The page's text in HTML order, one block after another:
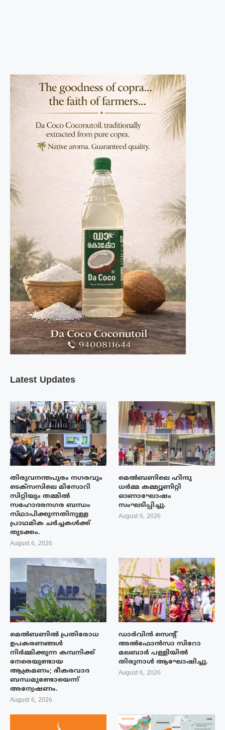
Latest Updates
തിരുവനന്തപുരം നഗരവും
ടെക്‌സസിലെ മിസോറി
സിറ്റിയും തമ്മിൽ
സഹോദരനഗര ബന്ധം
സ്‌ഥാപിക്കുന്നതിനുള്ള
പ്രാഥമിക ചർച്ചകൾക്ക്
തുടക്കം.
August 6, 2026
മെൽബണിലെ ഹിന്ദു
ധർമ്മ കമ്മ്യൂണിറ്റി
ഓണാഘോഷം
സംഘടിപ്പിച്ചു.
August 6, 2026
മെൽബണിൽ പ്രതിരോധ
ഉപകരണങ്ങൾ
നിർമ്മിക്കുന്ന കമ്പനിക്ക്
നേരെയുണ്ടായ
ആക്രമണം; ഭീകരവാദ
ബന്ധമുണ്ടോയെന്ന്
അന്വേഷണം.
August 6, 2026
ഡാർവിൻ സെന്റ്
അൽഫോൻസാ സിറോ
മലബാർ പള്ളിയിൽ
തിരുനാൾ ആഘോഷിച്ചു.
August 6, 2026